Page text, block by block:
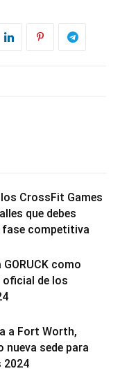
CrossFit Games
que debes
competitiva
como
de los
a Fort Worth,
nueva sede para
2024